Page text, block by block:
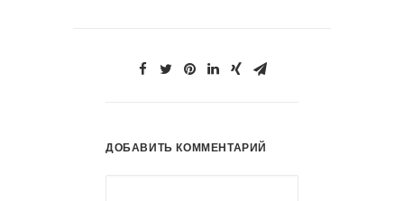
ДОБАВИТЬ КОММЕНТАРИЙ